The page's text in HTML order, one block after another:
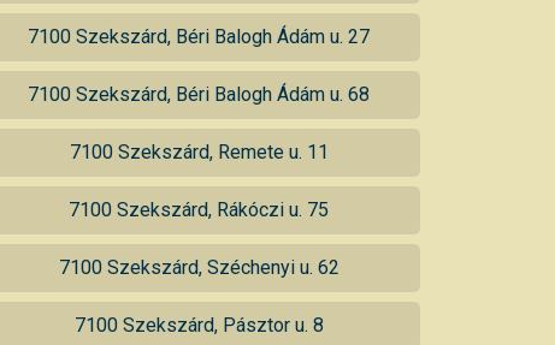
7100 Szekszárd, Béri Balogh Ádám u. 27
7100 Szekszárd, Béri Balogh Ádám u. 68
7100 Szekszárd, Remete u. 11
7100 Szekszárd, Rákóczi u. 75
7100 Szekszárd, Széchenyi u. 62
7100 Szekszárd, Pásztor u. 8